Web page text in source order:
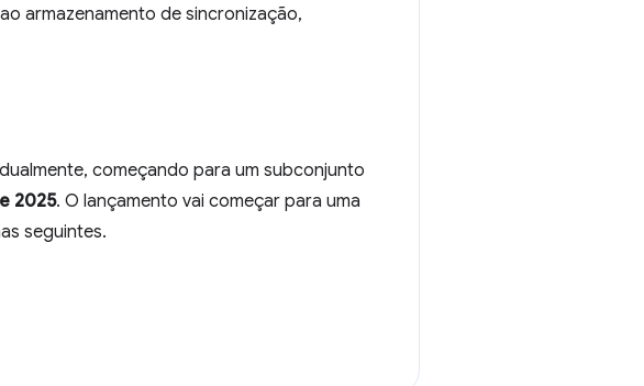
armazenamento de sincronização,
começando para um subconjunto
2025. O lançamento vai começar para uma
seguintes.